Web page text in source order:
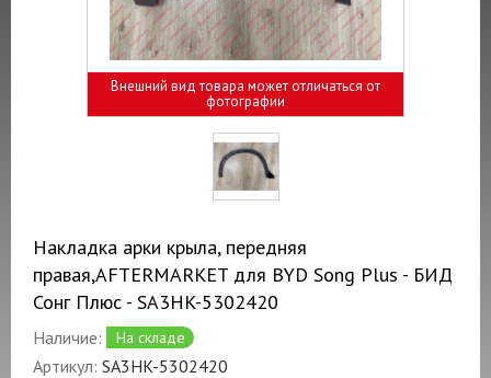
Внешний вид товара может отличаться от
фотографии
Накладка арки крыла, передняя
правая,AFTERMARKET для BYD Song Plus - БИД
Сонг Плюс - SA3HK-5302420
Наличие: На складе
Артикул: SA3HK-5302420